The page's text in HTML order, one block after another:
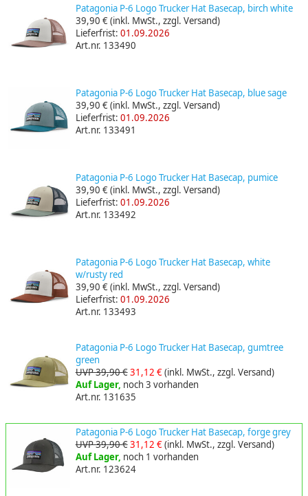
Patagonia P-6 Logo Trucker Hat Basecap, birch white
39,90 €(inkl. MwSt., zzgl. Versand)
Lieferfrist: 01.09.2026
Art.nr. 133490
Patagonia P-6 Logo Trucker Hat Basecap, blue sage
39,90 €(inkl. MwSt., zzgl. Versand)
Lieferfrist: 01.09.2026
Art.nr. 133491
Patagonia P-6 Logo Trucker Hat Basecap, pumice
39,90 €(inkl. MwSt., zzgl. Versand)
Lieferfrist: 01.09.2026
Art.nr. 133492
Patagonia P-6 Logo Trucker Hat Basecap, white
w/rusty red
39,90 €(inkl. MwSt., zzgl. Versand)
Lieferfrist: 01.09.2026
Art.nr. 133493
Patagonia P-6 Logo Trucker Hat Basecap, gumtree
green
UVP 39,90 €31,12 €(inkl. MwSt., zzgl. Versand)
Auf Lager, noch 3 vorhanden
Art.nr. 131635
Patagonia P-6 Logo Trucker Hat Basecap, forge grey
UVP 39,90 €31,12 €(inkl. MwSt., zzgl. Versand)
Auf Lager, noch 1 vorhanden
Art.nr. 123624